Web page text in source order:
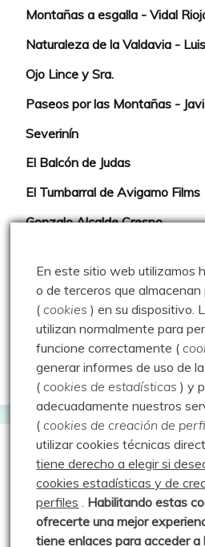
Montañas a esgalla - Vidal
Naturaleza de la Valdavia -
Ojo Lince y Sra.
Paseos por las Montañas -
Severinín
El Balcón de Judas
El Tumbarral de Avigamo Films
Gonzalo Alcalde Crespo
Montaña en libertad
Rutas y excursiones con niños
Valdeolea. Río Camesa, la vía
Aprendiz de sueños
Guías de Montaña
Manu - Entre Valles y Cumbre
Luis Crespo Fernández
En este sitio web utilizamos
o de terceros que
(cookies ) en su dispositivo.
utilizan normalmente para
funcione correctamente (
generar informes de uso de
(cookies de estadísticas ) y
adecuadamente nuestros
(cookies de creación de
utilizar cookies técnicas
tiene derecho a elegir si
cookies estadísticas y de
perfiles . Habilitando estas co
ofrecerte una mejor
tiene enlaces para acceder